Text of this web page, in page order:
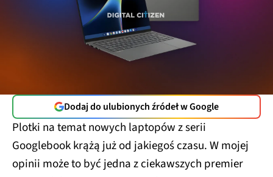
Dodaj do ulubionych źródeł w Google
Plotki na temat nowych laptopów z serii
Googlebook krążą już od jakiegoś czasu. W mojej
opinii może to być jedna z ciekawszych premier